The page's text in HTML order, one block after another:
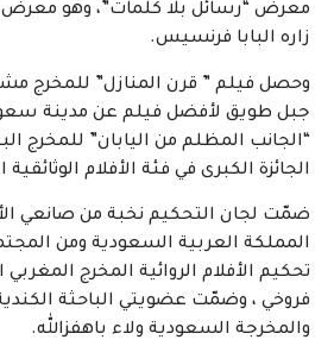
معرض “رسائل بلا كلمات”، وهو معرض
زاره البابا فرنسيس.
وحصل فيلم ” قرن المنازل” للمخرج
جبل طويق لأفضل فيلم عن مدينة
“الجانب المظلم من اليابان” للمخرج
الجائزة الكبرى في فئة الأفلام
ضمّت لجان التحكيم نخبة من صانعي
المملكة العربية السعودية ومن
تحكيم الأفلام الروائية المخرج
فروخي ، وضمّت عضويتي الباحثة
والمخرجة السعودية ولاء باهفزالله.